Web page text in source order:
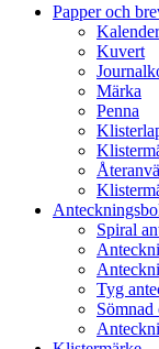
Papper och
Kalender
Kuvert
Märka
Penna
Spiral
Tyg
Sömnad